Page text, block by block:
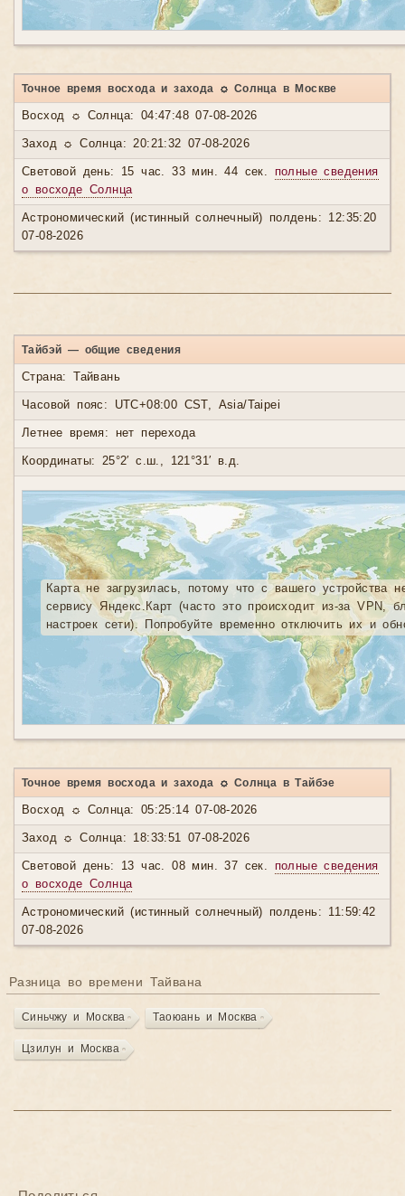
Точное время восхода и захода ☼ Солнца в Москве
Восход ☼ Солнца: 04:47:48 07-08-2026
Заход ☼ Солнца: 20:21:32 07-08-2026
Световой день: 15 час. 33 мин. 44 сек. полные сведения
о восходе Солнца
Астрономический (истинный солнечный) полдень: 12:35:20
07-08-2026
Тайбэй — общие сведения
Страна: Тайвань
Часовой пояс: UTC+08:00 CST, Asia/Taipei
Летнее время: нет перехода
Координаты: 25°2′ с.ш., 121°31′ в.д.
Карта не загрузилась, потому что с вашего устройства
сервису Яндекс.Карт (часто это происходит из-за VPN,
настроек сети). Попробуйте временно отключить их и
Точное время восхода и захода ☼ Солнца в Тайбэе
Восход ☼ Солнца: 05:25:14 07-08-2026
Заход ☼ Солнца: 18:33:51 07-08-2026
Световой день: 13 час. 08 мин. 37 сек. полные сведения
о восходе Солнца
Астрономический (истинный солнечный) полдень: 11:59:42
07-08-2026
Разница во времени Тайвана
Синьчжу и Москва Таоюань и Москва
Цзилун и Москва